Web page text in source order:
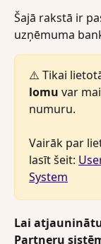
Šajā rakstā ir
uzņēmuma
⚠️ Tikai
lomu var
numuru.
Vairāk par
lasīt šeit:
System
Lai
Partneru